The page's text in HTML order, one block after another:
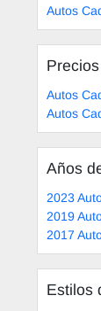
Autos
Autos
Autos
Años
2023
2019
2017
Estilos